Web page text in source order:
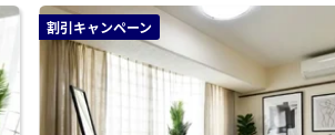
割引キャンペーン